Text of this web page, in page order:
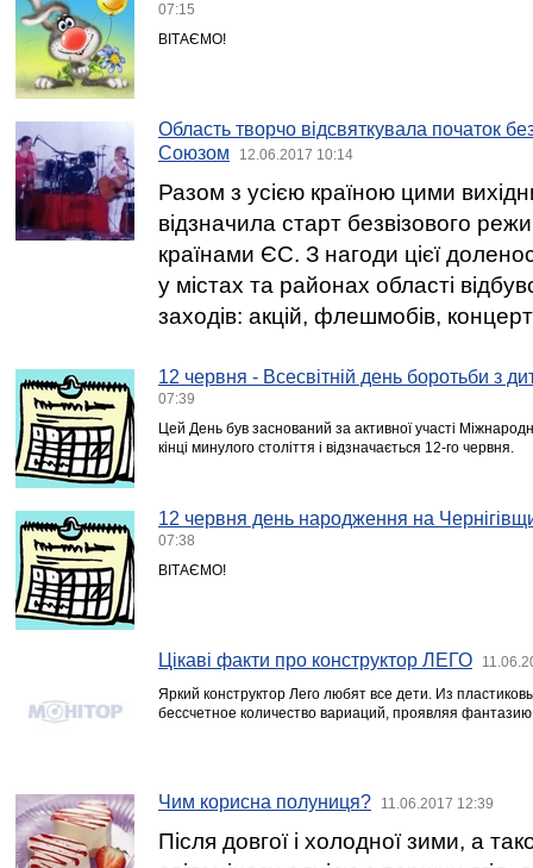
07:15
ВІТАЄМО!
Область творчо відсвяткувала початок
Союзом
12.06.2017 10:14
Разом з усією країною цими
відзначила старт безвізового
країнами ЄС. З нагоди цієї
у містах та районах області
заходів: акцій, флешмобів,
12 червня - Всесвітній день боротьби з
07:39
Цей День був заснований за активної участі
кінці минулого століття і відзначається 12-го червня.
12 червня день народження на
07:38
ВІТАЄМО!
Цікаві факти про конструктор ЛЕГО
Яркий конструктор Лего любят все дети. Из
бессчетное количество вариаций, проявляя
Чим корисна полуниця? 11.06.2017 12:39
Після довгої і холодної зими, а